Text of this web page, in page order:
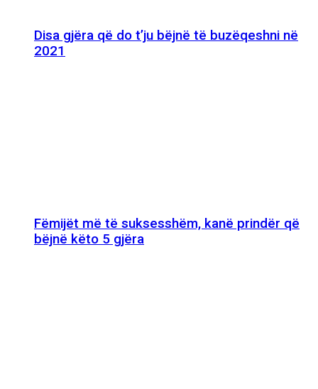
Disa gjëra që do t’ju bëjnë të buzëqeshni në
2021
Fëmijët më të suksesshëm, kanë prindër që
bëjnë këto 5 gjëra